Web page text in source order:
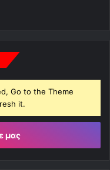
Go to the Theme
it.
μας